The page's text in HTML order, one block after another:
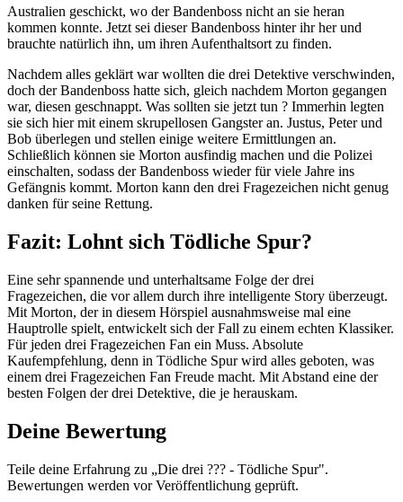
Australien geschickt, wo der Bandenboss nicht an sie heran
kommen konnte. Jetzt sei dieser Bandenboss hinter ihr her und
brauchte natürlich ihn, um ihren Aufenthaltsort zu finden.
Nachdem alles geklärt war wollten die drei Detektive verschwinden,
doch der Bandenboss hatte sich, gleich nachdem Morton gegangen
war, diesen geschnappt. Was sollten sie jetzt tun ? Immerhin legten
sie sich hier mit einem skrupellosen Gangster an. Justus, Peter und
Bob überlegen und stellen einige weitere Ermittlungen an.
Schließlich können sie Morton ausfindig machen und die Polizei
einschalten, sodass der Bandenboss wieder für viele Jahre ins
Gefängnis kommt. Morton kann den drei Fragezeichen nicht genug
danken für seine Rettung.
Fazit: Lohnt sich Tödliche Spur?
Eine sehr spannende und unterhaltsame Folge der drei
Fragezeichen, die vor allem durch ihre intelligente Story überzeugt.
Mit Morton, der in diesem Hörspiel ausnahmsweise mal eine
Hauptrolle spielt, entwickelt sich der Fall zu einem echten Klassiker.
Für jeden drei Fragezeichen Fan ein Muss. Absolute
Kaufempfehlung, denn in Tödliche Spur wird alles geboten, was
einem drei Fragezeichen Fan Freude macht. Mit Abstand eine der
besten Folgen der drei Detektive, die je herauskam.
Deine Bewertung
Teile deine Erfahrung zu „Die drei ??? - Tödliche Spur".
Bewertungen werden vor Veröffentlichung geprüft.